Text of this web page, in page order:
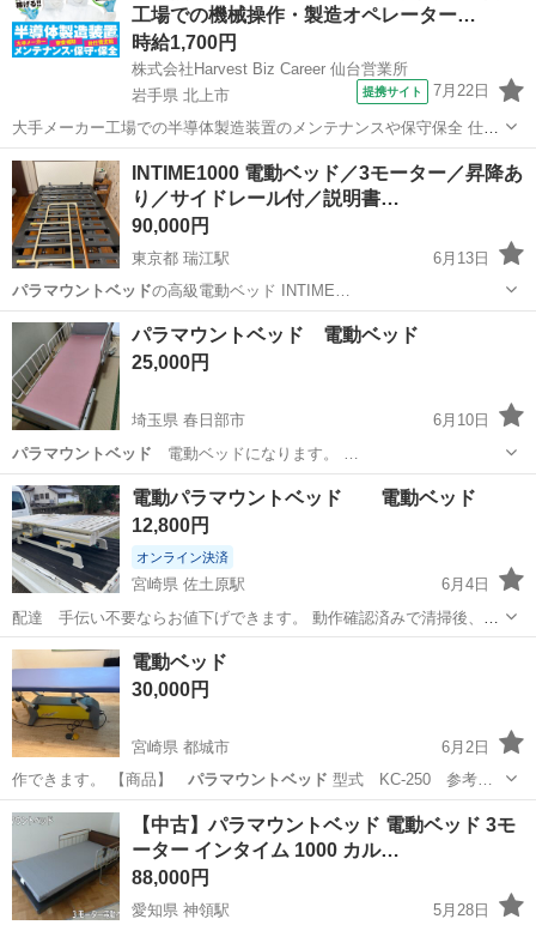
工場での機械操作・製造オペレーター…
時給1,700円
株式会社Harvest Biz Career 仙台営業所
岩手県 北上市
提携サイト 7月22日
大手メーカー工場での半導体製造装置のメンテナンスや保守保全 仕事
内容 ＼フラッシュメモリの製造を行う工場で半導体製造装置の保守・
点検のお仕事／ 新工場新設に伴い、請負現場の立ち上げを行います！
※立ち上げ時期目安：2...
岩手 北上市
INTIME1000 電動ベッド／3モーター／昇降あ
り／サイドレール付／説明書…
90,000円
東京都 瑞江駅
6月13日
パラマウントベッドの高級電動ベッド INTIME…
東京 江戸川区 瑞江駅 パラマウントベッド
パラマウントベッド 電動ベッド
25,000円
埼玉県 春日部市
6月10日
パラマウントベッド
埼玉 春日部市 ベッド パラマウントベッド
電動パラマウントベッド 電動ベッド
12,800円
オンライン決済
宮崎県 佐土原駅
6月4日
配達 手伝い不要ならお値下げできます。 動作確認済みで清掃後、室
内保管中 【受け渡しor配達】 所要人数ですが、私と友人の2名で普
通の 軽トラ荷台で運べました。 引き取り時、私も手伝い車上渡し
できます。 配達の...
宮崎 宮崎市 佐土原駅
電動ベッド
30,000円
宮崎県 都城市
6月2日
作できます。 【商品】 パラマウントベッド 型式 KC-250 参考…
宮崎 都城市 ベッド PARAMOUNT BED
【中古】パラマウントベッド 電動ベッド 3モ
ーター インタイム 1000 カル…
88,000円
愛知県 神領駅
5月28日